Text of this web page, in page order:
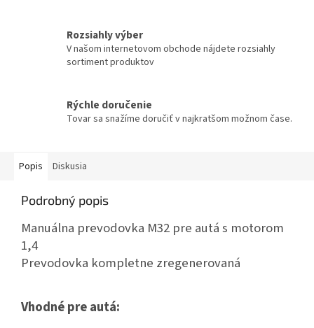
Rozsiahly výber
V našom internetovom obchode nájdete rozsiahly
sortiment produktov
Rýchle doručenie
Tovar sa snažíme doručiť v najkratšom možnom čase.
Popis Diskusia
Podrobný popis
Manuálna prevodovka M32 pre autá s motorom
1,4
Prevodovka kompletne zregenerovaná
Vhodné pre autá: